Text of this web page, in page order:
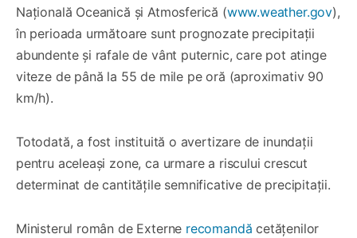
Națională Oceanică și Atmosferică (www.weather.gov),
în perioada următoare sunt prognozate precipitații
abundente și rafale de vânt puternic, care pot atinge
viteze de până la 55 de mile pe oră (aproximativ 90
km/h).
Totodată, a fost instituită o avertizare de inundații
pentru aceleași zone, ca urmare a riscului crescut
determinat de cantitățile semnificative de precipitații.
Ministerul român de Externe recomandă cetățenilor